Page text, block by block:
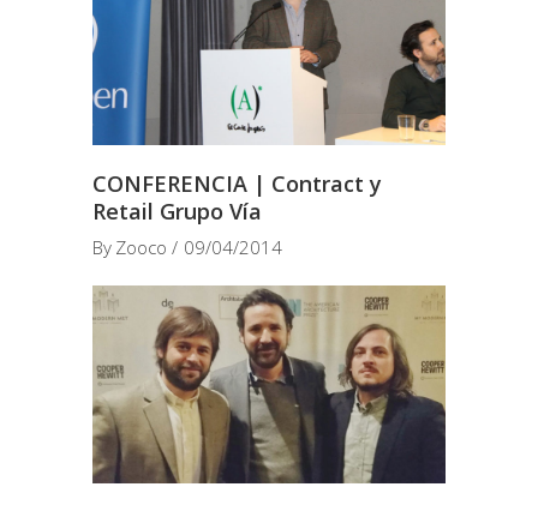
CONFERENCIA | Contract y
Retail Grupo Vía
By Zooco 09/04/2014